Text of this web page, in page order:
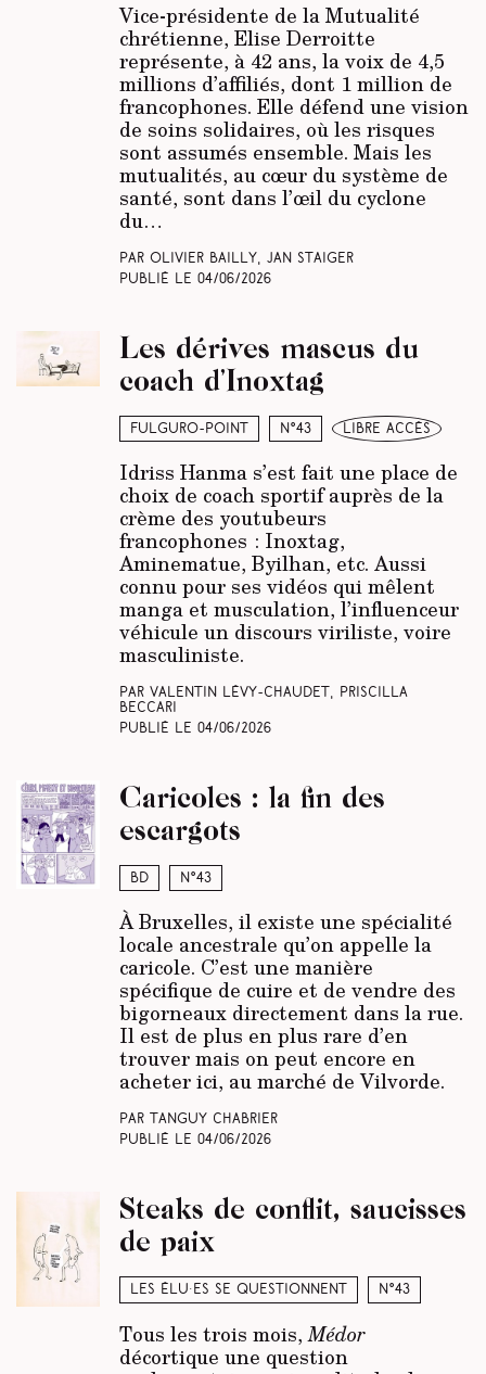
Vice-présidente de la Mutualité
chrétienne, Elise Derroitte
représente, à 42 ans, la voix de 4,5
millions d’affiliés, dont 1 million de
francophones. Elle défend une vision
de soins solidaires, où les risques
sont assumés ensemble. Mais les
mutualités, au cœur du système de
santé, sont dans l’œil du cyclone
du…
Par Olivier Bailly, Jan Staiger
Publié le 04/06/2026
Fulguro-Point N°43 libre accès
Les dérives mascus du
coach d’Inoxtag
Idriss Hanma s’est fait une place de
choix de coach sportif auprès de la
crème des youtubeurs
francophones : Inoxtag,
Aminematue, Byilhan, etc. Aussi
connu pour ses vidéos qui mêlent
manga et musculation, l’influenceur
véhicule un discours viriliste, voire
masculiniste.
Par Valentin Lévy-Chaudet, Priscilla
Beccari
Publié le 04/06/2026
BD N°43
Caricoles : la fin des
escargots
À Bruxelles, il existe une spécialité
locale ancestrale qu’on appelle la
caricole. C’est une manière
spécifique de cuire et de vendre des
bigorneaux directement dans la rue.
Il est de plus en plus rare d’en
trouver mais on peut encore en
acheter ici, au marché de Vilvorde.
Par Tanguy Chabrier
Publié le 04/06/2026
Les élu·es se questionnent N°43
Steaks de conflit, saucisses
de paix
Tous les trois mois,Médor
décortique une question